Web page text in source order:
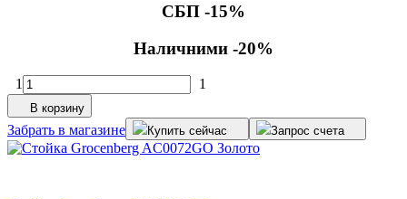
СБП -15%
Наличними -20%
1 1
В корзину
Забрать в магазине Купить сейчас Запрос счета